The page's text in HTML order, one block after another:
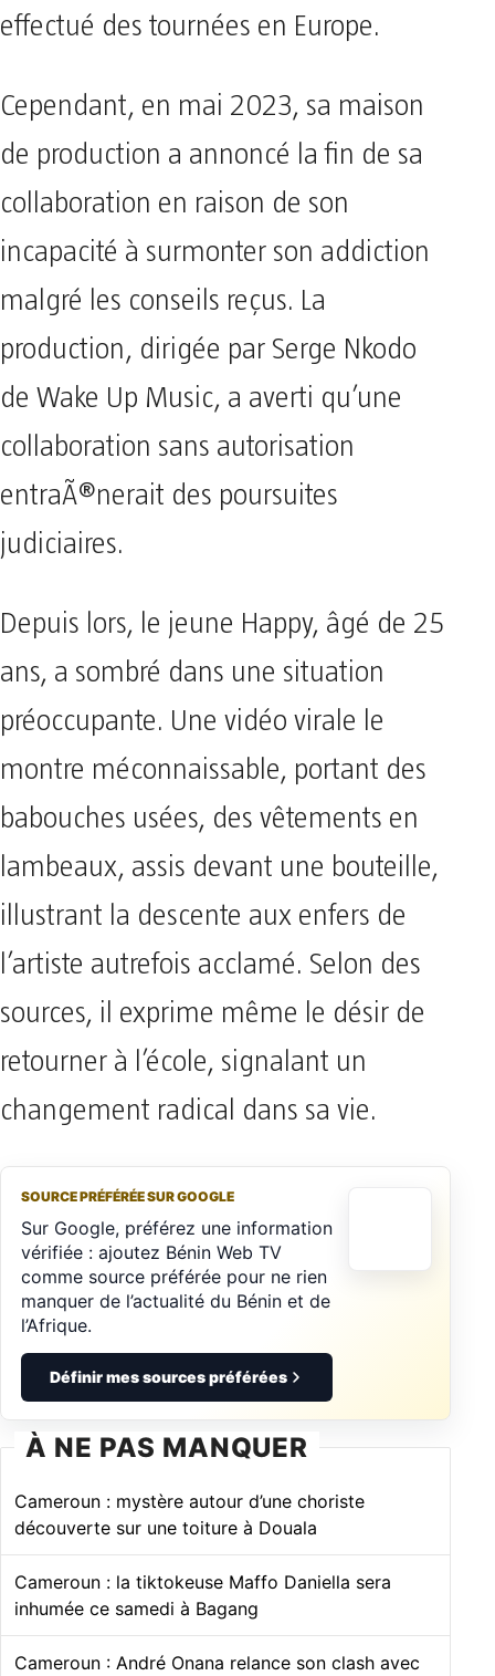
effectué des tournées en Europe.
Cependant, en mai 2023, sa maison
de production a annoncé la fin de sa
collaboration en raison de son
incapacité à surmonter son addiction
malgré les conseils reçus. La
production, dirigée par Serge Nkodo
de Wake Up Music, a averti qu’une
collaboration sans autorisation
entraÃ®nerait des poursuites
judiciaires.
Depuis lors, le jeune Happy, âgé de 25
ans, a sombré dans une situation
préoccupante. Une vidéo virale le
montre méconnaissable, portant des
babouches usées, des vêtements en
lambeaux, assis devant une bouteille,
illustrant la descente aux enfers de
l’artiste autrefois acclamé. Selon des
sources, il exprime même le désir de
retourner à l’école, signalant un
changement radical dans sa vie.
SOURCE PRÉFÉRÉE SUR GOOGLE
Sur Google, préférez une information
vérifiée : ajoutez Bénin Web TV
comme source préférée pour ne rien
manquer de l’actualité du Bénin et de
l’Afrique.
Définir mes sources préférées
À NE PAS MANQUER
Cameroun : mystère autour d’une choriste
découverte sur une toiture à Douala
Cameroun : la tiktokeuse Maffo Daniella sera
inhumée ce samedi à Bagang
Cameroun : André Onana relance son clash avec